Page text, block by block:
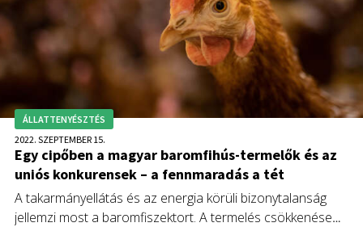
ÁLLATTENYÉSZTÉS
2022. SZEPTEMBER 15.
Egy cipőben a magyar baromfihús-termelők és az
uniós konkurensek – a fennmaradás a tét
A takarmányellátás és az energia körüli bizonytalanság
jellemzi most a baromfiszektort. A termelés csökkenése